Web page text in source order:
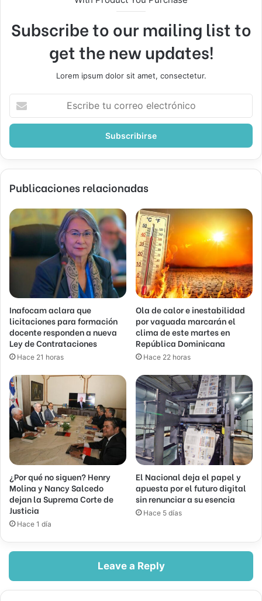
Subscribe to our mailing list to
get the new updates!
Lorem ipsum dolor sit amet, consectetur.
Escribe
correo
Publicaciones relacionadas
Inafocam aclara que
licitaciones para formación
docente responden a nueva
Ley de Contrataciones
Hace 21 horas
Ola de calor e inestabilidad
por vaguada marcarán el
clima de este martes en
República Dominicana
Hace 22 horas
¿Por qué no siguen? Henry
Molina y Nancy Salcedo
dejan la Suprema Corte de
Justicia
Hace 1 día
El Nacional deja el papel y
apuesta por el futuro digital
sin renunciar a su esencia
Hace 5 días
Leave a Reply